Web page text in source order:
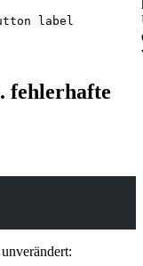
label
fehlerhafte
unverändert: